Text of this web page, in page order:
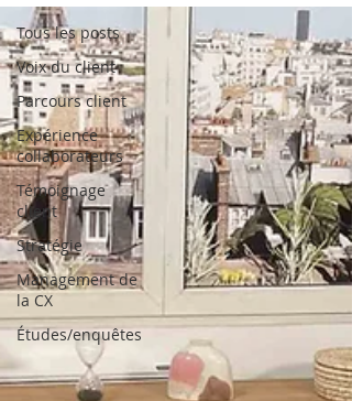
Tous les posts
Voix du client
Parcours client
Expérience
collaborateurs
Témoignage
client
Stratégie
Management de
la CX
Études/enquêtes